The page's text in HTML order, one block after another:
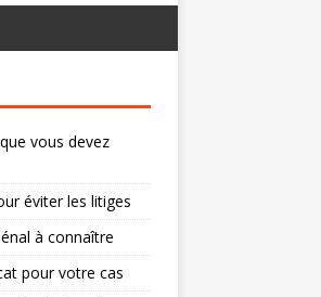
vous devez
éviter les litiges
à connaître
pour votre cas